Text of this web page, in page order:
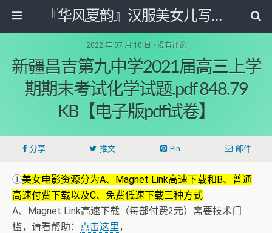
『华风夏韵』汉服美女儿写真图片网
2022 年 07 月 10 日 • 没有评论
新疆昌吉第九中学2021届高三上学
期期末考试化学试题.pdf 848.79
KB【电子版pdf试卷】
分享 推文 Pin 邮件
①美女电影资源分为A、Magnet Link高速下载和B、普通
高速付费下载以及C、免费低速下载三种方式
A、Magnet Link高速下载（每部付费2元）需要技术门
槛，请看帮助：
点击这里，